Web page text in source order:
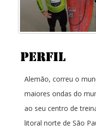
Alemão, correu o
maiores ondas do
ao seu centro de
litoral norte de São